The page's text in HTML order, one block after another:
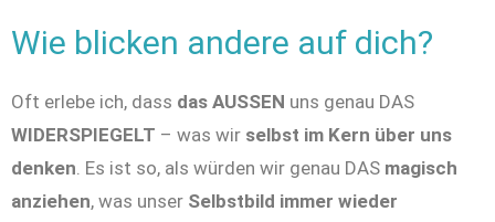
Wie blicken andere auf dich?
Oft erlebe ich, dass das AUSSEN uns genau DAS
WIDERSPIEGELT – was wir selbst im Kern über uns
denken. Es ist so, als würden wir genau DAS magisch
anziehen, was unser Selbstbild immer wieder